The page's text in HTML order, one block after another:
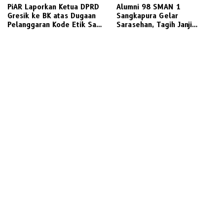
PiAR Laporkan Ketua DPRD
Gresik ke BK atas Dugaan
Pelanggaran Kode Etik Saat
Alumni 98 SMAN 1
Sangkapura Gelar
Sarasehan, Tagih Janji